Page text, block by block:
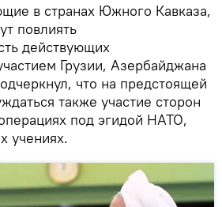
в странах Южного Кавказа,
повлиять
действующих
Грузии, Азербайджана
что на предстоящей
также участие сторон
под эгидой НАТО,
учениях.